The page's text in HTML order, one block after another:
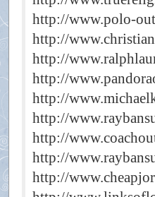
http://www.polo-
http://
http://
http://
http://
http://
http://
http://
http://